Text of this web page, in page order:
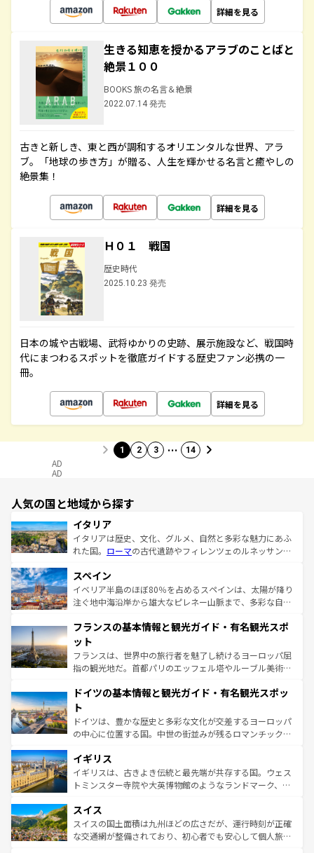
詳細を見る
生きる知恵を授かるアラブのことばと
絶景１００
BOOKS 旅の名言＆絶景
2022.07.14 発売
古きと新しき、東と西が調和するオリエンタルな世界、アラ
ブ。「地球の歩き方」が贈る、人生を輝かせる名言と癒やしの
絶景集！
詳細を見る
Ｈ０１ 戦国
歴史時代
2025.10.23 発売
日本の城や古戦場、武将ゆかりの史跡、展示施設など、戦国時
代にまつわるスポットを徹底ガイドする歴史ファン必携の一
冊。
詳細を見る
1 2 3 … 14
AD
AD
人気の国と地域から探す
イタリア
イタリアは歴史、文化、グルメ、自然と多彩な魅力にあふ
れた国。 ローマの古代遺跡やフィレンツェのルネッサンス
ろん、トスカーナの美しい田園風景やアマルフィ海岸の絶
景など、自然景観も見逃せない。観光の合間には、本場の
ピザやパスタなど、絶品のイタリア料理を堪能することも
ませてくれるイタリアで、忘れられない旅をしてみよう！
なお、新着のイタリア情報は
しい。
スペイン
イベリア半島のほぼ80％を占めるスペインは、太陽が降り
注ぐ地中海沿岸から雄大なピレネー山脈まで、多彩な自然
文化が根付くこの国では、情熱的なフラメンコ、熱気あふ
れる闘牛、そして美味しいタパスが生活の一部となってい
る。首都マドリードの洗練された雰囲気や、バルセロナの
アートに溢れた街角から、地方では古代ローマ遺跡や中世
せる。地方によって風土や気候が異なるスペインはその個
ンテンツ一覧 を参照してほしい。
フランスの基本情報と観光ガイド・有名観光スポ
ット
フランスは、世界中の旅行者を魅了し続けるヨーロッパ屈
指の観光地だ。首都パリのエッフェル塔やルーブル美術館
で、幅広い魅力が詰まっている。華麗な宮殿、歴史的な大
聖堂、美しいビーチ、そして豊かな自然が、訪れる者を心
から魅了する。また、フランスは美食の国としても知ら
れ、フランス料理はユネスコ無形文化遺産にも登録されて
香り高いラベンダー畑など、多彩な楽しみ方が可能だ。さ
らに、パリ以外の地域にも魅力が溢れており、どの街角に
も豊かな歴史と文化が息づいている。パリ以外の個性あふ
を参照してほしい。
ドイツの基本情報と観光ガイド・有名観光スポッ
ト
ドイツは、豊かな歴史と多彩な文化が交差するヨーロッパ
の中心に位置する国。中世の街並みが残るロマンチック街
顔を持つこの国は、どこを歩いても飽きることがない。ベ
ルリンの文化的活気、バイエルン州のアルプスの絶景、そ
してライン川沿いのワイン畑といった風景は必見。ビール
は、お酒好きな人にはぜひ体験してほしい。 なお、新着の
ドイツ情報はコンテンツ一覧を参照してほしい。
イギリス
イギリスは、古きよき伝統と最先端が共存する国。ウェス
トミンスター寺院や大英博物館のようなランドマーク、歴
リアごとに異なる魅力がある。また、優雅なアフタヌーン
ティー、ビール好きにはたまらない英国パブ、サッカー観
戦など、本場だからこそできる体験も豊富。イギリスを旅
スイス
スイスの国土面積は九州ほどの広さだが、運行時刻が正確
な交通網が整備されており、初心者でも安心して個人旅行